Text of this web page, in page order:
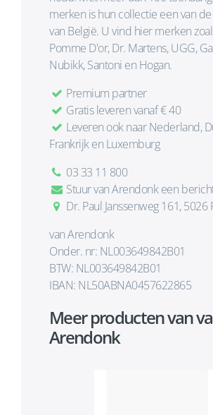
merken is hun collectie een van
van België. U vind hier merken
Pomme D'or, Dr. Martens, UGG,
Nubikk, Santoni en Hogan.
Premium partner
Gratis leveren vanaf € 40
Leveren ook naar Nederland,
Frankrijk en Luxemburg
03 33 11 800
Stuur van Arendonk een
Dr. Paul Janssenweg 161, 5026
van Arendonk
Onder. nr: NL003649842B01
BTW: NL003649842B01
IBAN: NL50ABNA0457622865
Meer producten van
Arendonk